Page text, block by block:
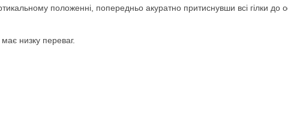
положенні, попередньо акуратно притиснувши всі гілки
низку переваг.